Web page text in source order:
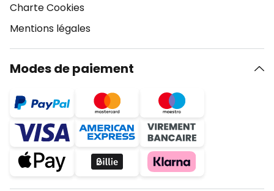
Charte Cookies
Mentions légales
Modes de paiement